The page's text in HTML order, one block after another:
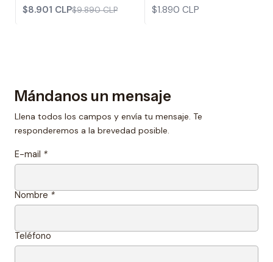
$8.901 CLP$9.890 CLP
$1.890 CLP
Mándanos un mensaje
Llena todos los campos y envía tu mensaje. Te
responderemos a la brevedad posible.
E-mail *
Nombre *
Teléfono